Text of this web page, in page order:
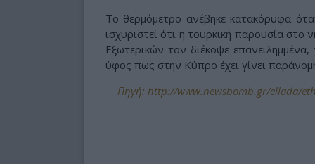
Το θερμόμετρο ανέβηκε κατακόρυφα
ισχυριστεί ότι η τουρκική παρουσία
Εξωτερικών τον διέκοψε
ύφος πως στην Κύπρο έχει γίνει
Πηγή: http://www.newsbomb.gr/ellada/